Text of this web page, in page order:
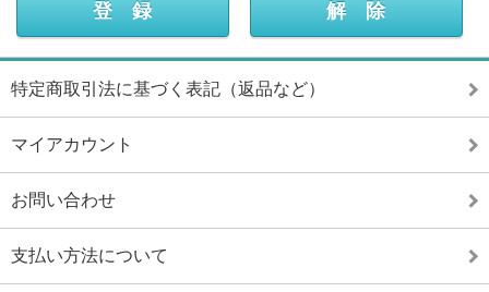
特定商取引法に基づく表記（返品など）
マイアカウント
お問い合わせ
支払い方法について